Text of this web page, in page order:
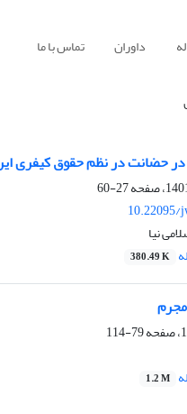
داوران تماس با ما
در حضانت در نظم حقوق کیفری
27-60
10.22095/
نیا
380.49 K
79-114
1.2 M